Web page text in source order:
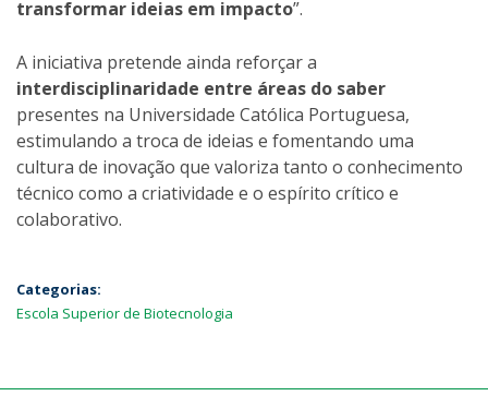
transformar ideias em impacto”.
A iniciativa pretende ainda reforçar a
interdisciplinaridade entre áreas do saber
presentes na Universidade Católica Portuguesa,
estimulando a troca de ideias e fomentando uma
cultura de inovação que valoriza tanto o conhecimento
técnico como a criatividade e o espírito crítico e
colaborativo.
Categorias:
Escola Superior de Biotecnologia